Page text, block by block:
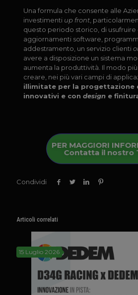
Una formula che consente alle
investimenti up front,
questo periodo storico, di usufruire
aggiornamenti software,
addestramento, un servizio clienti
avere a disposizione un sistema
aumenta la produttività. Il modo
creare, nei più vari campi di
illimitate per la progettazione
innovativi e con designe
PER MAGGIORI
Contatta il nostro
Condividi
Articoli correlati
15 Luglio 2026